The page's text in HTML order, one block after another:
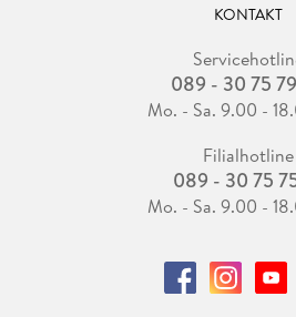
KONTAKT
089 - 30 75
Mo. - Sa. 9.00 -
Filialhotline
089 - 30 75
Mo. - Sa. 9.00 -